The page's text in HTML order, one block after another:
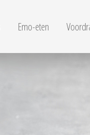
Emo-eten